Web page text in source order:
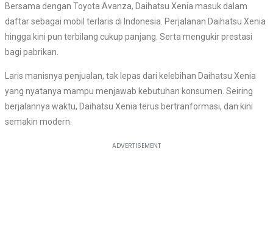
Bersama dengan Toyota Avanza, Daihatsu Xenia masuk dalam
daftar sebagai mobil terlaris di Indonesia. Perjalanan Daihatsu Xenia
hingga kini pun terbilang cukup panjang. Serta mengukir prestasi
bagi pabrikan.
Laris manisnya penjualan, tak lepas dari kelebihan Daihatsu Xenia
yang nyatanya mampu menjawab kebutuhan konsumen. Seiring
berjalannya waktu, Daihatsu Xenia terus bertranformasi, dan kini
semakin modern.